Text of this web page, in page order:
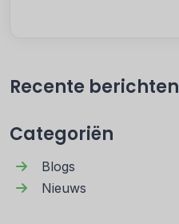
Recente berichten
Categoriën
Blogs
Nieuws